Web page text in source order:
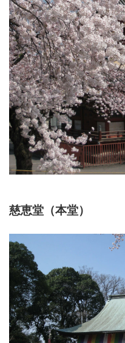
慈恵堂（本堂）